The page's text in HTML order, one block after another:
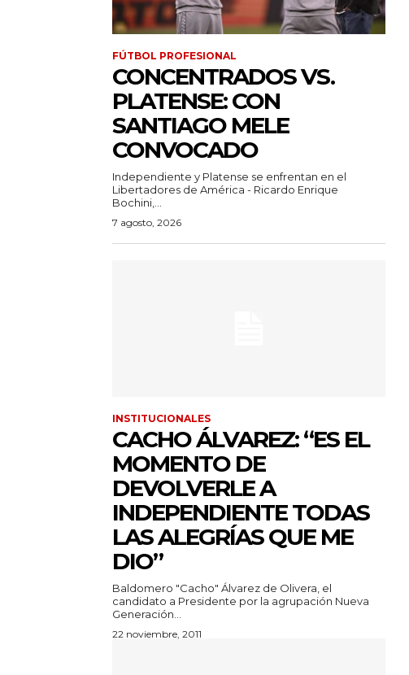
FÚTBOL PROFESIONAL
CONCENTRADOS VS.
PLATENSE: CON
SANTIAGO MELE
CONVOCADO
Independiente y Platense se enfrentan en el
Libertadores de América - Ricardo Enrique
Bochini,...
7 agosto, 2026
INSTITUCIONALES
CACHO ÁLVAREZ: “ES EL
MOMENTO DE
DEVOLVERLE A
INDEPENDIENTE TODAS
LAS ALEGRÍAS QUE ME
DIO”
Baldomero "Cacho" Álvarez de Olivera, el
candidato a Presidente por la agrupación Nueva
Generación...
22 noviembre, 2011